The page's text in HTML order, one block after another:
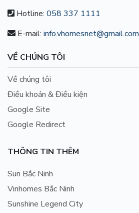
Hotline: 058 337 1111
E-mail: info.vhomesnet@gmail.com
VỀ CHÚNG TÔI
Về chúng tôi
Điều khoản & Điều kiện
Google Site
Google Redirect
THÔNG TIN THÊM
Sun Bắc Ninh
Vinhomes Bắc Ninh
Sunshine Legend City